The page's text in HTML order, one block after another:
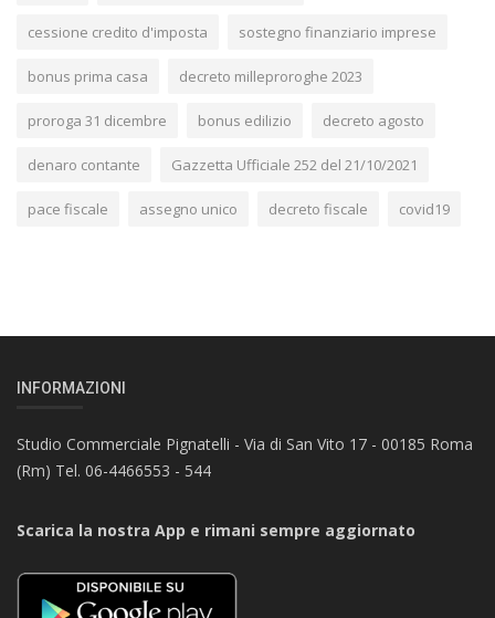
cessione credito d'imposta sostegno finanziario imprese
bonus prima casa decreto milleproroghe 2023
proroga 31 dicembre bonus edilizio decreto agosto
denaro contante Gazzetta Ufficiale 252 del 21/10/2021
pace fiscale assegno unico decreto fiscale covid19
INFORMAZIONI
Studio Commerciale Pignatelli - Via di San Vito 17 - 00185 Roma
(Rm) Tel. 06-4466553 - 544
Scarica la nostra App e rimani sempre aggiornato